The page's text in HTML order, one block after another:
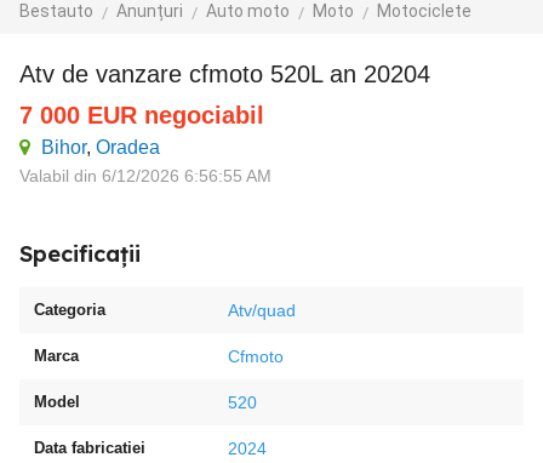
Bestauto Anunțuri Auto moto Moto Motociclete
Atv de vanzare cfmoto 520L an 20204
7 000 EUR negociabil
Bihor, Oradea
Valabil din 6/12/2026 6:56:55 AM
Specificații
Categoria Atv/quad
Marca Cfmoto
Model 520
Data fabricatiei 2024